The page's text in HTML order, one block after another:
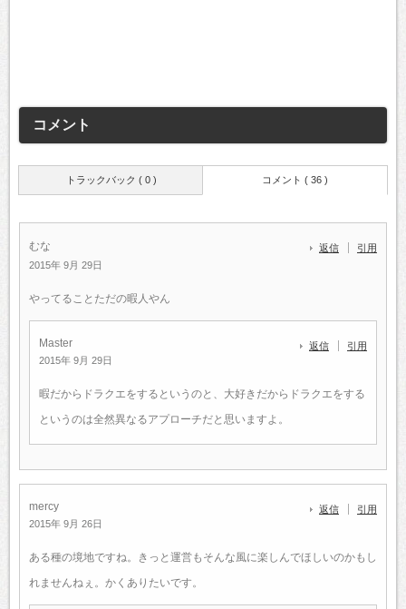
コメント
トラックバック ( 0 ) コメント ( 36 )
むな
2015年 9月 29日
返信 引用
やってることただの暇人やん
Master
2015年 9月 29日
返信 引用
暇だからドラクエをするというのと、大好きだからドラクエをする
というのは全然異なるアプローチだと思いますよ。
mercy
2015年 9月 26日
返信 引用
ある種の境地ですね。きっと運営もそんな風に楽しんでほしいのかもし
れませんねぇ。かくありたいです。